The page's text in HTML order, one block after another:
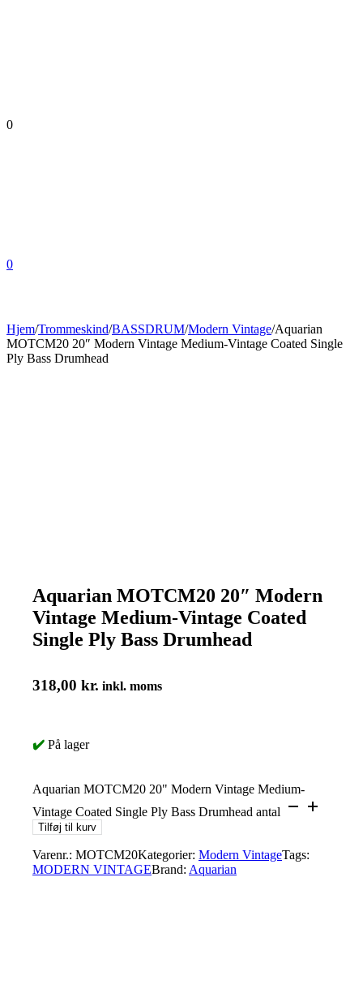
0
0
Hjem/Trommeskind/BASSDRUM/Modern Vintage/Aquarian
MOTCM20 20″ Modern Vintage Medium-Vintage Coated Single
Ply Bass Drumhead
Aquarian MOTCM20 20″ Modern
Vintage Medium-Vintage Coated
Single Ply Bass Drumhead
318,00 kr. inkl. moms
✔️ På lager
Aquarian MOTCM20 20" Modern Vintage Medium-
Vintage Coated Single Ply Bass Drumhead antal
Tilføj til kurv
Varenr.: MOTCM20Kategorier: Modern VintageTags:
MODERN VINTAGEBrand: Aquarian